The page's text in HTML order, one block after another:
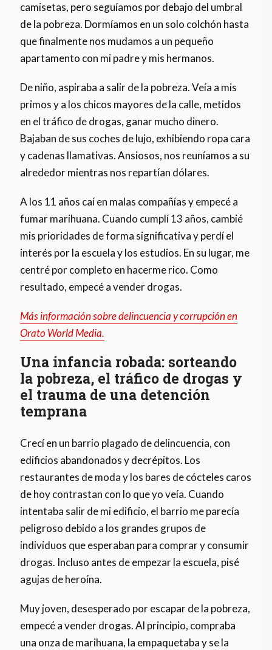
camisetas, pero seguíamos por debajo del umbral
de la pobreza. Dormíamos en un solo colchón hasta
que finalmente nos mudamos a un pequeño
apartamento con mi padre y mis hermanos.
De niño, aspiraba a salir de la pobreza. Veía a mis
primos y a los chicos mayores de la calle, metidos
en el tráfico de drogas, ganar mucho dinero.
Bajaban de sus coches de lujo, exhibiendo ropa cara
y cadenas llamativas. Ansiosos, nos reuníamos a su
alrededor mientras nos repartían dólares.
A los 11 años caí en malas compañías y empecé a
fumar marihuana. Cuando cumplí 13 años, cambié
mis prioridades de forma significativa y perdí el
interés por la escuela y los estudios. En su lugar, me
centré por completo en hacerme rico. Como
resultado, empecé a vender drogas.
Más información sobre delincuencia y corrupción en
Orato World Media.
Una infancia robada: sorteando
la pobreza, el tráfico de drogas y
el trauma de una detención
temprana
Crecí en un barrio plagado de delincuencia, con
edificios abandonados y decrépitos. Los
restaurantes de moda y los bares de cócteles caros
de hoy contrastan con lo que yo veía. Cuando
intentaba salir de mi edificio, el barrio me parecía
peligroso debido a los grandes grupos de
individuos que esperaban para comprar y consumir
drogas. Incluso antes de empezar la escuela, pisé
agujas de heroína.
Muy joven, desesperado por escapar de la pobreza,
empecé a vender drogas. Al principio, compraba
una onza de marihuana, la empaquetaba y se la